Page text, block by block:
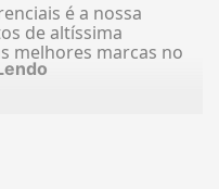
é a nossa
de altíssima
melhores marcas no